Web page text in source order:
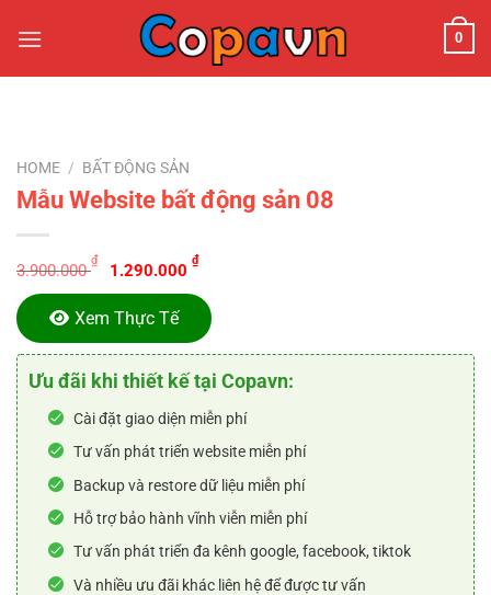
đến
0
HOME / BẤT ĐỘNG SẢN
Mẫu Website bất động sản 08
3.900.000
₫
Original
price
was:
3.900.000 ₫.
1.290.000
₫Current
price
is:
1.290.000 ₫.
Xem Thực Tế
Ưu đãi khi thiết kế tại Copavn:
Cài đặt giao diện miễn phí
Tư vấn phát triển website miễn phí
Backup và restore dữ liệu miễn phí
Hỗ trợ bảo hành vĩnh viễn miễn phí
Tư vấn phát triển đa kênh google, facebook, tiktok
Và nhiều ưu đãi khác liên hệ để được tư vấn